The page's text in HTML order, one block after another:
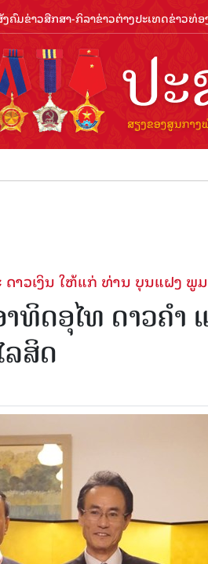
ຄົມຂ່າວສືກສາ-ກິລາຂ່າວຕ່າງປະເທດຂ່າວທ່
າວເງິນ ໃຫ້ແກ່ ທ່ານ ບຸນແຝງ ພູ
ດອຸໄທ ດາວຄຳ ແ
ສິດ